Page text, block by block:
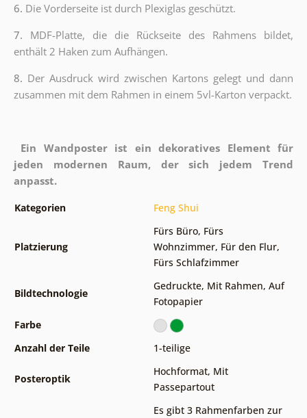
6. Die Vorderseite ist durch Plexiglas geschützt.
7. MDF-Platte, die die Rückseite des Rahmens bildet,
enthält 2 Haken zum Aufhängen.
8. Der Ausdruck wird zwischen Kartons gelegt und dann
zusammen mit dem Rahmen in einem 5vl-Karton verpackt.
Ein Wandposter ist ein dekoratives Element für
jeden modernen Raum, der sich jedem Trend
anpasst.
Kategorien Feng Shui
Platzierung
Fürs Büro, Fürs
Wohnzimmer, Für den Flur,
Fürs Schlafzimmer
Bildtechnologie
Gedruckte, Mit Rahmen, Auf
Fotopapier
Farbe
Anzahl der Teile
1-teilige
Posteroptik
Hochformat, Mit
Passepartout
Es gibt 3 Rahmenfarben zur